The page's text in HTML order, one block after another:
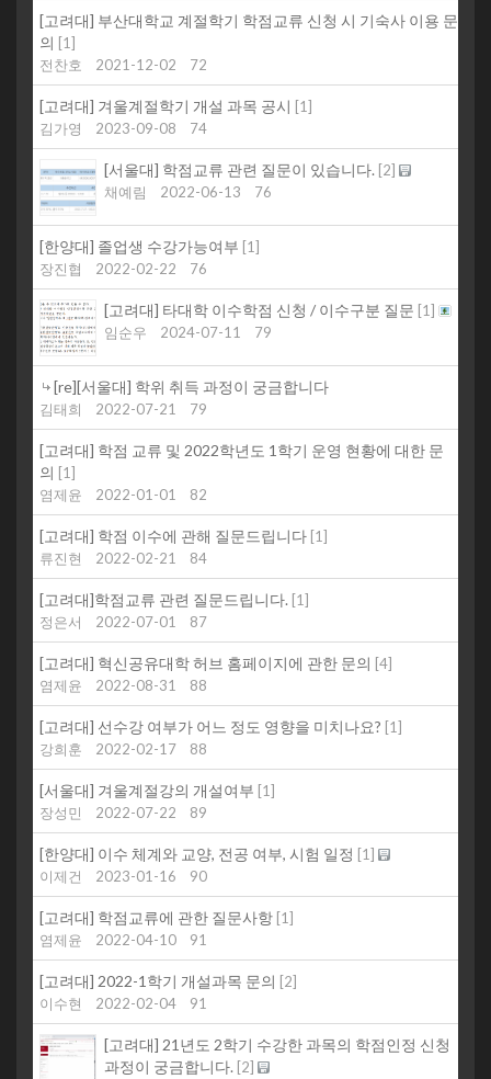
[고려대] 부산대학교 계절학기 학점교류 신청 시 기숙사 이용 문
의 [1]
전찬호
2021-12-02 72
[고려대] 겨울계절학기 개설 과목 공시 [1]
김가영
2023-09-08 74
[서울대] 학점교류 관련 질문이 있습니다. [2]
채예림
2022-06-13 76
[한양대] 졸업생 수강가능여부 [1]
장진협
2022-02-22 76
[고려대] 타대학 이수학점 신청 / 이수구분 질문 [1]
임순우
2024-07-11 79
[re][서울대] 학위 취득 과정이 궁금합니다
김태희 2022-07-21 79
[고려대] 학점 교류 및 2022학년도 1학기 운영 현황에 대한 문
의 [1]
염제윤
2022-01-01 82
[고려대] 학점 이수에 관해 질문드립니다 [1]
류진현
2022-02-21 84
[고려대]학점교류 관련 질문드립니다. [1]
정은서
2022-07-01 87
[고려대] 혁신공유대학 허브 홈페이지에 관한 문의 [4]
염제윤
2022-08-31 88
[고려대] 선수강 여부가 어느 정도 영향을 미치나요? [1]
강희훈
2022-02-17 88
[서울대] 겨울계절강의 개설여부 [1]
장성민
2022-07-22 89
[한양대] 이수 체계와 교양, 전공 여부, 시험 일정 [1]
이제건
2023-01-16 90
[고려대] 학점교류에 관한 질문사항 [1]
염제윤
2022-04-10 91
[고려대] 2022-1학기 개설과목 문의 [2]
이수현
2022-02-04 91
[고려대] 21년도 2학기 수강한 과목의 학점인정 신청
과정이 궁금합니다. [2]